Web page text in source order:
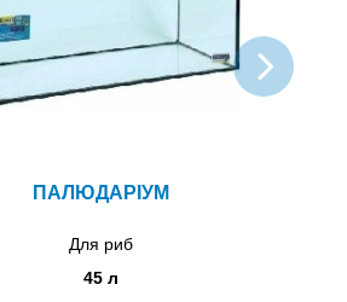
ПАЛЮДАРІУМ
Для риб
45 л